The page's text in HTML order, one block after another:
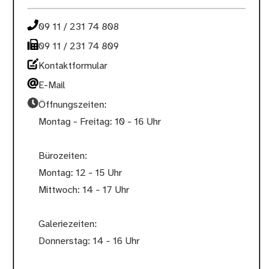
09 11 / 231 74 808
09 11 / 231 74 809
Kontaktformular
E-Mail
Öffnungszeiten:
Montag - Freitag: 10 - 16 Uhr
Bürozeiten:
Montag: 12 - 15 Uhr
Mittwoch: 14 - 17 Uhr
Galeriezeiten:
Donnerstag: 14 - 16 Uhr